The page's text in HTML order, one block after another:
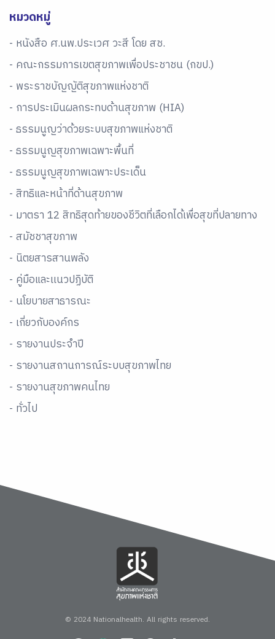
หมวดหมู่
- หนังสือ ศ.นพ.ประเวศ วะสี โดย สช.
- คณะกรรมการเขตสุขภาพเพื่อประชาชน (กขป.)
- พระราชบัญญัติสุขภาพแห่งชาติ
- การประเมินผลกระทบด้านสุขภาพ (HIA)
- ธรรมนูญว่าด้วยระบบสุขภาพแห่งชาติ
- ธรรมนูญสุขภาพเฉพาะพื้นที่
- ธรรมนูญสุขภาพเฉพาะประเด็น
- สิทธิและหน้าที่ด้านสุขภาพ
- มาตรา 12 สิทธิสุดท้ายของชีวิตที่เลือกได้เพื่อสุขที่ปลายทาง
- สมัชชาสุขภาพ
- นิตยสารสานพลัง
- คู่มือและเเนวปฏิบัติ
- นโยบายสาธารณะ
- เกี่ยวกับองค์กร
- รายงานประจำปี
- รายงานสถานการณ์ระบบสุขภาพไทย
- รายงานสุขภาพคนไทย
- ทั่วไป
© 2024 Nationalhealth. All rights reserved.